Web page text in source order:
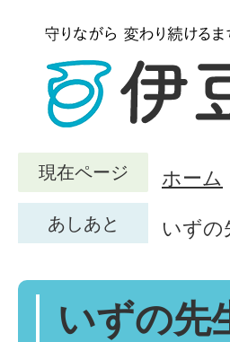
現在ページ ホーム
あしあと いずの
いずの先